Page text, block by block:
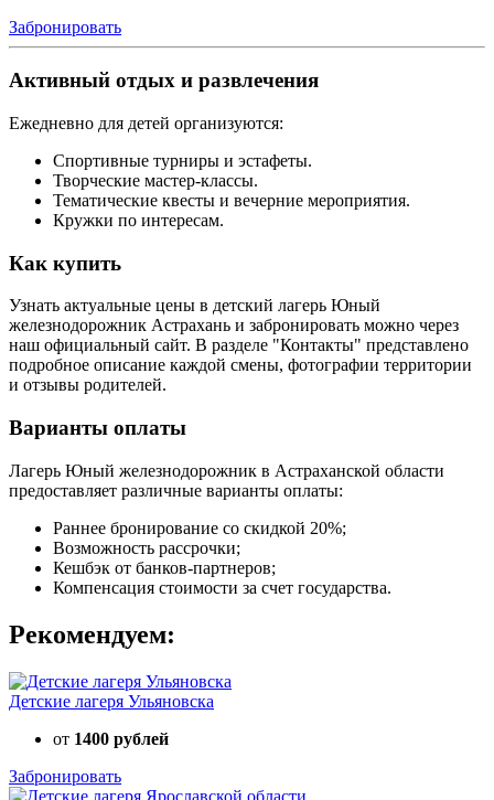
Забронировать
Активный отдых и развлечения
Ежедневно для детей организуются:
Спортивные турниры и эстафеты.
Творческие мастер-классы.
Тематические квесты и вечерние мероприятия.
Кружки по интересам.
Как купить
Узнать актуальные цены в детский лагерь Юный
железнодорожник Астрахань и забронировать можно через
наш официальный сайт. В разделе "Контакты" представлено
подробное описание каждой смены, фотографии территории
и отзывы родителей.
Варианты оплаты
Лагерь Юный железнодорожник в Астраханской области
предоставляет различные варианты оплаты:
Раннее бронирование со скидкой 20%;
Возможность рассрочки;
Кешбэк от банков-партнеров;
Компенсация стоимости за счет государства.
Рекомендуем:
Детские лагеря Ульяновска
от 1400 рублей
Забронировать